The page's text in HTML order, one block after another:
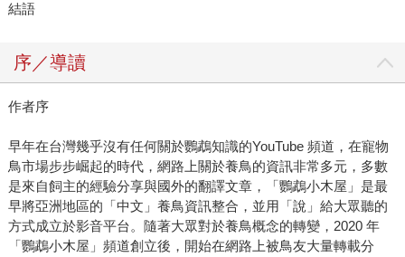
結語
序／導讀
作者序
早年在台灣幾乎沒有任何關於鸚鵡知識的YouTube 頻道，在寵物
鳥市場步步崛起的時代，網路上關於養鳥的資訊非常多元，多數
是來自飼主的經驗分享與國外的翻譯文章，「鸚鵡小木屋」是最
早將亞洲地區的「中文」養鳥資訊整合，並用「說」給大眾聽的
方式成立於影音平台。隨著大眾對於養鳥概念的轉變，2020 年
「鸚鵡小木屋」頻道創立後，開始在網路上被鳥友大量轉載分